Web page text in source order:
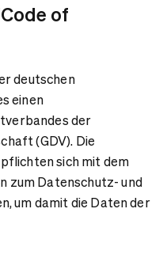
of
deutschen
einen
der
(GDV). Die
sich mit dem
zum Datenschutz- und
um damit die Daten der